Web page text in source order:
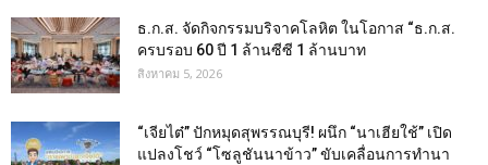
ธ.ก.ส. จัดกิจกรรมบริจาคโลหิต ในโอกาส “ธ.ก.ส.
ครบรอบ 60 ปี 1 ล้านซีซี 1 ล้านบาท
สิงหาคม 5, 2026
“เจียไต๋” ปักหมุดสุพรรณบุรี! ผนึก “นาเฮียใช้” เปิด
แปลงโชว์ “โซลูชันนาข้าว” ขับเคลื่อนการทำนา